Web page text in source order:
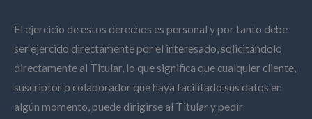
El ejercicio de estos derechos es personal y por tanto debe
ser ejercido directamente por el interesado, solicitándolo
directamente al Titular, lo que significa que cualquier cliente,
suscriptor o colaborador que haya facilitado sus datos en
algún momento, puede dirigirse al Titular y pedir